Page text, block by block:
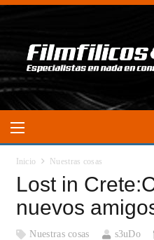
Inicio Nuestras cosas
Lost in
nuevos
Nuestras cosas s3uDo